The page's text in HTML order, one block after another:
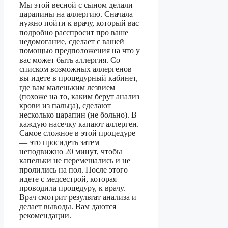
Мы этой весной с сыном делали
царапины на аллергию. Сначала
нужно пойти к врачу, который вас
подробно расспросит про ваше
недомогание, сделает с вашей
помощью предположения на что у
вас может быть аллергия. Со
списком возможных аллергенов
вы идете в процедурный кабинет,
где вам маленьким лезвием
(похоже на то, каким берут анализ
крови из пальца), сделают
несколько царапин (не больно). В
каждую насечку капают аллерген.
Самое сложное в этой процедуре
— это просидеть затем
неподвижно 20 минут, чтобы
капельки не перемешались и не
пролились на пол. После этого
идете с медсестрой, которая
проводила процедуру, к врачу.
Врач смотрит результат анализа и
делает выводы. Вам даются
рекомендации.